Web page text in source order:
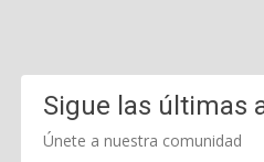
Sigue las últimas
Únete a nuestra comunidad